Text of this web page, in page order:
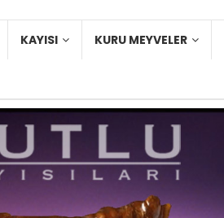
KAYISI KURU MEYVELER